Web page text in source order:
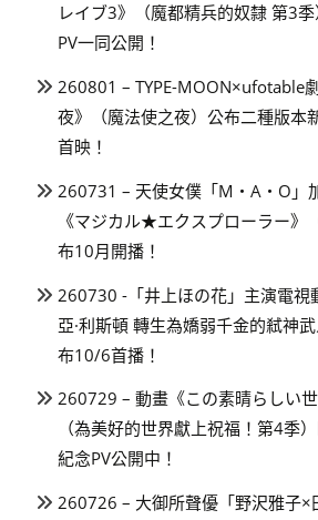
レイブ3》（魔都精兵的奴隸 第3
PV一同公開！
260801 – TYPE-MOON×ufotable
夜》（魔法使之夜）公布二種版本
首映！
260731 – 天使女僕「M・A・O」
《マジカル★エクスプローラー
布10月開播！
260730 -「井上ほの花」主演電視
亞·利斯頓 轉生為嬌弱千金的弒神
布10/6首播！
260729 – 動畫《この素晴らしい世
（為美好的世界獻上祝福！第4季
紀念PV公開中！
260726 – 大御所聲優「野沢雅子×